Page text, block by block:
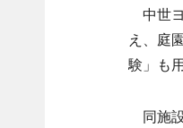
中世
え、庭
験」も
同施